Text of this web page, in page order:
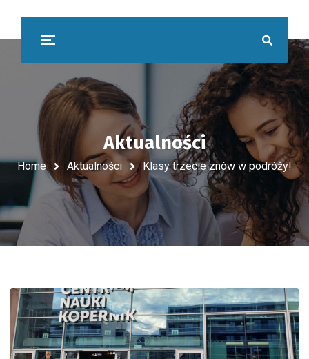
Aktualności
Home Aktualności Klasy trzecie znów w podróży!